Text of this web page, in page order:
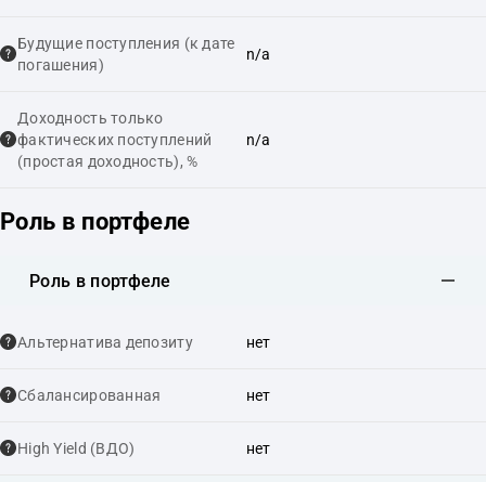
Будущие поступления (к дате
погашения)
n/a
Доходность только
фактических поступлений
(простая доходность), %
n/a
Роль в портфеле
Роль в портфеле
Альтернатива депозиту нет
Сбалансированная нет
High Yield (ВДО) нет